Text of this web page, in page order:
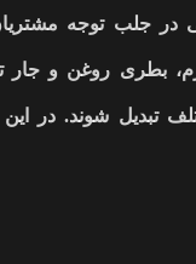
جلب توجه
بطری روغن و جار
تبدیل شوند. در